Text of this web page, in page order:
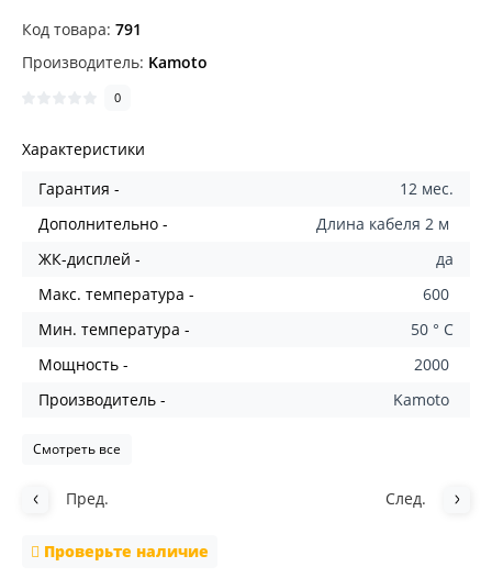
Код товара: 791
Производитель: Kamoto
0
Характеристики
Гарантия -
12 мес.
Дополнительно -
Длина кабеля 2 м
ЖК-дисплей -
да
Макс. температура -
600
Мин. температура -
50 ° С
Мощность -
2000
Производитель -
Kamoto
Смотреть все
Пред. След.
Проверьте наличие